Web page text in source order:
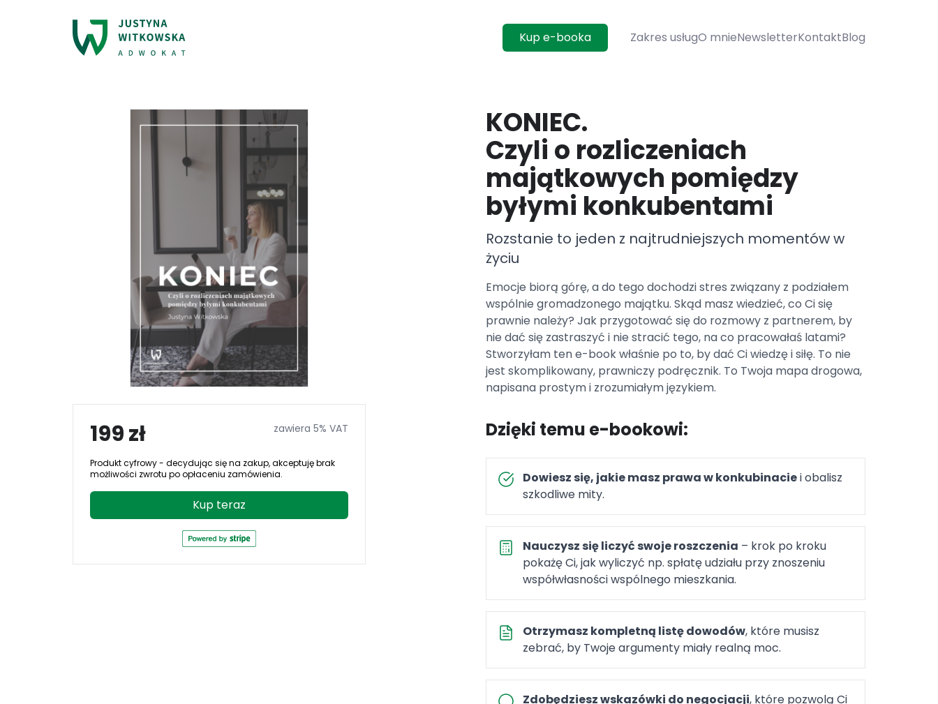
Kup e-booka Zakres usługO mnieNewsletterKontaktBlog
199 zł zawiera 5% VAT
Produkt cyfrowy - decydując się na zakup, akceptuję brak
możliwości zwrotu po opłaceniu zamówienia.
Kup teraz
KONIEC.
Czyli o rozliczeniach
majątkowych pomiędzy
byłymi konkubentami
Rozstanie to jeden z najtrudniejszych momentów w
życiu
Emocje biorą górę, a do tego dochodzi stres związany z podziałem
wspólnie gromadzonego majątku. Skąd masz wiedzieć, co Ci się
prawnie należy? Jak przygotować się do rozmowy z partnerem, by
nie dać się zastraszyć i nie stracić tego, na co pracowałaś latami?
Stworzyłam ten e-book właśnie po to, by dać Ci wiedzę i siłę. To nie
jest skomplikowany, prawniczy podręcznik. To Twoja mapa drogowa,
napisana prostym i zrozumiałym językiem.
Dzięki temu e-bookowi:
Dowiesz się, jakie masz prawa w konkubinaciei obalisz
szkodliwe mity.
Nauczysz się liczyć swoje roszczenia – krok po kroku
pokażę Ci, jak wyliczyć np. spłatę udziału przy znoszeniu
współwłasności wspólnego mieszkania.
Otrzymasz kompletną listę dowodów, które musisz
zebrać, by Twoje argumenty miały realną moc.
Zdobędziesz wskazówki do negocjacji, które pozwolą Ci